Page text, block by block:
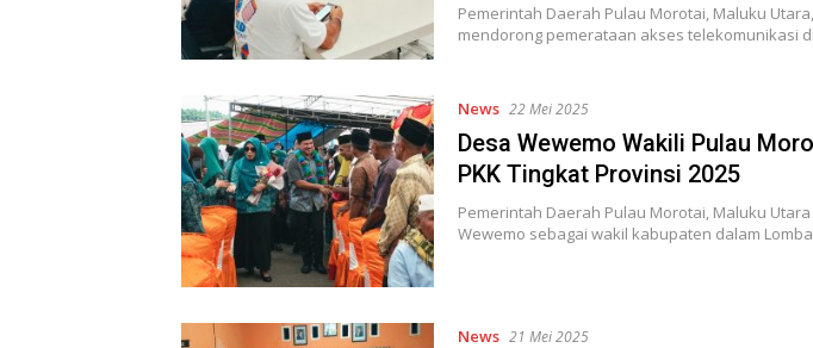
Pemerintah Daerah Pulau Morotai, Maluku
mendorong pemerataan akses telekomunikasi
News 22 Mei 2025
Desa Wewemo Wakili Pulau
PKK Tingkat Provinsi 2025
Pemerintah Daerah Pulau Morotai, Maluku
Wewemo sebagai wakil kabupaten dalam
News 21 Mei 2025